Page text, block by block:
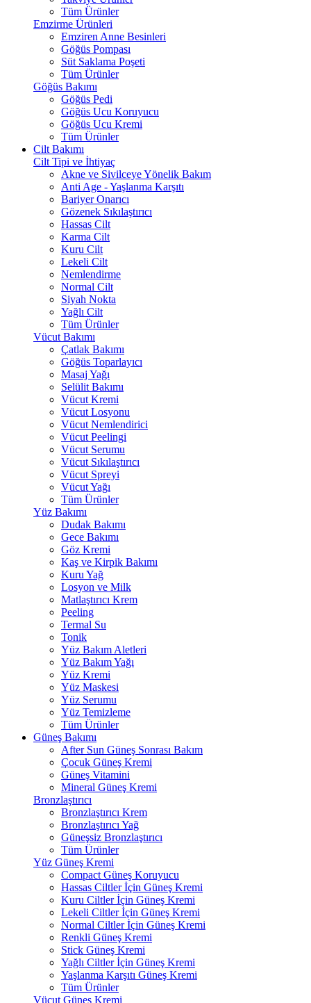
Tüm Ürünler
Emzirme Ürünleri
Emziren Anne Besinleri
Göğüs Pompası
Süt Saklama Poşeti
Tüm Ürünler
Göğüs Bakımı
Göğüs Pedi
Göğüs Ucu Koruyucu
Göğüs Ucu Kremi
Tüm Ürünler
Cilt Bakımı
Cilt Tipi ve İhtiyaç
Akne ve Sivilceye Yönelik Bakım
Anti Age - Yaşlanma Karşıtı
Bariyer Onarıcı
Gözenek Sıkılaştırıcı
Hassas Cilt
Karma Cilt
Kuru Cilt
Lekeli Cilt
Nemlendirme
Normal Cilt
Siyah Nokta
Yağlı Cilt
Tüm Ürünler
Vücut Bakımı
Çatlak Bakımı
Göğüs Toparlayıcı
Masaj Yağı
Selülit Bakımı
Vücut Kremi
Vücut Losyonu
Vücut Nemlendirici
Vücut Peelingi
Vücut Serumu
Vücut Sıkılaştırıcı
Vücut Spreyi
Vücut Yağı
Tüm Ürünler
Yüz Bakımı
Dudak Bakımı
Gece Bakımı
Göz Kremi
Kaş ve Kirpik Bakımı
Kuru Yağ
Losyon ve Milk
Matlaştırıcı Krem
Peeling
Termal Su
Tonik
Yüz Bakım Aletleri
Yüz Bakım Yağı
Yüz Kremi
Yüz Maskesi
Yüz Serumu
Yüz Temizleme
Tüm Ürünler
Güneş Bakımı
After Sun Güneş Sonrası Bakım
Çocuk Güneş Kremi
Güneş Vitamini
Mineral Güneş Kremi
Bronzlaştırıcı
Bronzlaştırıcı Krem
Bronzlaştırıcı Yağ
Güneşsiz Bronzlaştırıcı
Tüm Ürünler
Yüz Güneş Kremi
Compact Güneş Koruyucu
Hassas Ciltler İçin Güneş Kremi
Kuru Ciltler İçin Güneş Kremi
Lekeli Ciltler İçin Güneş Kremi
Normal Ciltler İçin Güneş Kremi
Renkli Güneş Kremi
Stick Güneş Kremi
Yağlı Ciltler İçin Güneş Kremi
Yaşlanma Karşıtı Güneş Kremi
Tüm Ürünler
Vücut Güneş Kremi